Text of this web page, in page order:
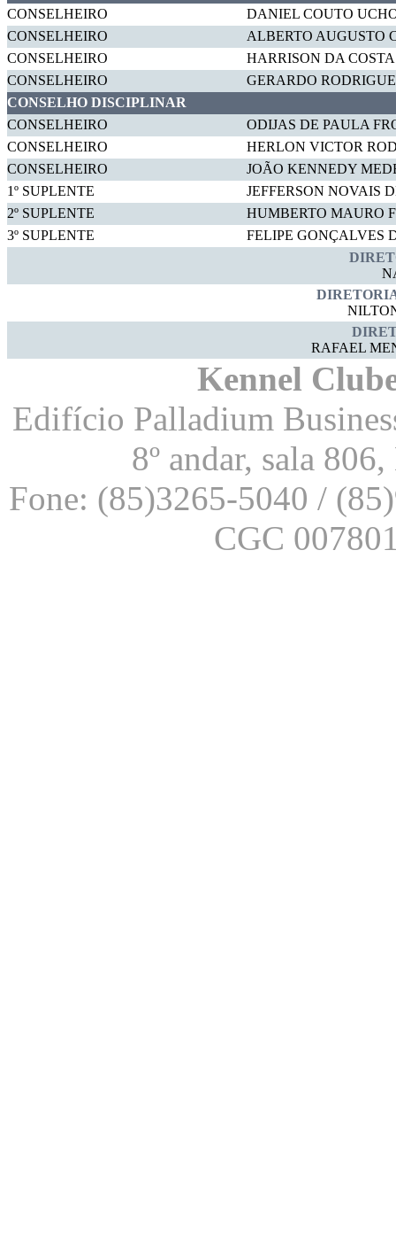
CONSELHEIRO
DANIEL COUTO
CONSELHEIRO
ALBERTO AUGUSTO
CONSELHEIRO
HARRISON DA
CONSELHEIRO
GERARDO
CONSELHO DISCIPLINAR
CONSELHEIRO
ODIJAS DE PAULA
CONSELHEIRO
HERLON VICTOR
CONSELHEIRO
JOÃO KENNEDY
1º SUPLENTE
JEFFERSON NOVAIS
2º SUPLENTE
HUMBERTO MAURO
3º SUPLENTE
FELIPE GONÇALVES
RAFAEL
Kennel
Edifício Palladium
8º andar, sala
Fone: (85)3265-5040 /
CGC